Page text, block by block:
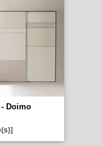
Doimo